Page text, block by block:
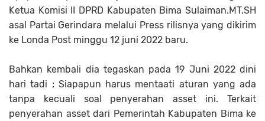
Ketua Komisi II DPRD Kabupaten Bima Sulaiman.MT,SH
asal Partai Gerindara melalui Press rilisnya yang dikirim
ke Londa Post minggu 12 juni 2022 baru.
Bahkan kembali dia tegaskan pada 19 Juni 2022 dini
hari tadi ; Siapapun harus mentaati aturan yang ada
tanpa kecuali soal penyerahan asset ini. Terkait
penyerahan asset dari Pemerintah Kabupaten Bima ke